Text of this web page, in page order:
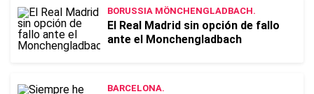
BORUSSIA MÖNCHENGLADBACH.
El Real Madrid sin opción de fallo
ante el Monchengladbach
BARCELONA.